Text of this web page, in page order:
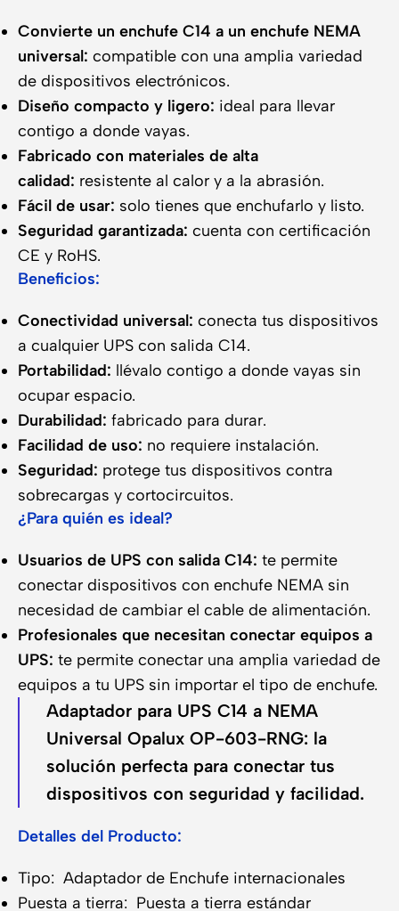
Convierte un enchufe C14 a un enchufe NEMA
universal: compatible con una amplia variedad
de dispositivos electrónicos.
Diseño compacto y ligero: ideal para llevar
contigo a donde vayas.
Fabricado con materiales de alta
calidad: resistente al calor y a la abrasión.
Fácil de usar: solo tienes que enchufarlo y listo.
Seguridad garantizada: cuenta con certificación
CE y RoHS.
Beneficios:
Conectividad universal: conecta tus dispositivos
a cualquier UPS con salida C14.
Portabilidad: llévalo contigo a donde vayas sin
ocupar espacio.
Durabilidad: fabricado para durar.
Facilidad de uso: no requiere instalación.
Seguridad: protege tus dispositivos contra
sobrecargas y cortocircuitos.
¿Para quién es ideal?
Usuarios de UPS con salida C14: te permite
conectar dispositivos con enchufe NEMA sin
necesidad de cambiar el cable de alimentación.
Profesionales que necesitan conectar equipos a
UPS: te permite conectar una amplia variedad de
equipos a tu UPS sin importar el tipo de enchufe.
Adaptador para UPS C14 a NEMA
Universal Opalux OP-603-RNG: la
solución perfecta para conectar tus
dispositivos con seguridad y facilidad.
Detalles del Producto:
Tipo: Adaptador de Enchufe internacionales
Puesta a tierra: Puesta a tierra estándar